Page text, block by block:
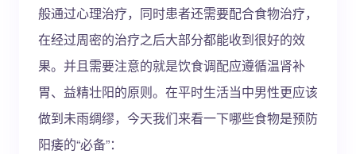
般通过心理治疗，同时患者还需要配合食物治疗，
在经过周密的治疗之后大部分都能收到很好的效
果。并且需要注意的就是饮食调配应遵循温肾补
胃、益精壮阳的原则。在平时生活当中男性更应该
做到未雨绸缪，今天我们来看一下哪些食物是预防
阳痿的“必备”：